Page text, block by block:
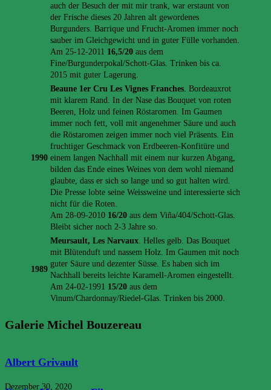
auch der Besuch der mit mir trank, war erstaunt von
der Frische dieses 20 Jahren alt gewordenes
Burgunders. Barrique und Frucht-Aromen immer noch
sauber im Gleichgewicht und in guter Fülle vorhanden.
Am 25-12-2011 16,5/20 aus dem
Fine/Burgunderpokal/Schott-Glas. Trinken bis ca.
2015 mit guter Lagerung.
1990
Beaune 1er Cru Les Vignes Franches. Bordeauxrot
mit klarem Rand. In der Nase das Bouquet von roten
Beeren, Holz und feinen Röstaromen. Im Gaumen
immer noch fett, voll mit angenehmer Säure und auch
die Röstaromen zeigen immer noch viel Präsents. Ein
fruchtiger Geschmack von Erdbeeren-Konfitüre und
einem langen Nachhall mit einem nur kurzen Abgang,
bilden das Ende eines Weines von dem wohl niemand
glaubte, dass er sich so lange und so gut halten wird.
Die Presse lobte seine Weissweine und interessierte sich
nicht für die Roten.
Am 28-09-2010 16/20 aus dem Viña/404/Schott-Glas.
Bleibt sicher noch 2-3 Jahre so.
1989
Meursault, Les Narvaux. Helles gelb. Das Bouquet
mit Blütenduft und nassem Holz. Im Gaumen mit noch
guter Säure und dezenter Süsse. Es haben sich im
Nachhall bereits leichte Karamell-Aromen eingestellt.
Am 24-02-1991 15/20 aus dem
Vinum/Chardonnay/Riedel-Glas. Trinken bis 2000.
Galerie Michel Bouzereau
Albert Grivault
Dezember 30, 2020